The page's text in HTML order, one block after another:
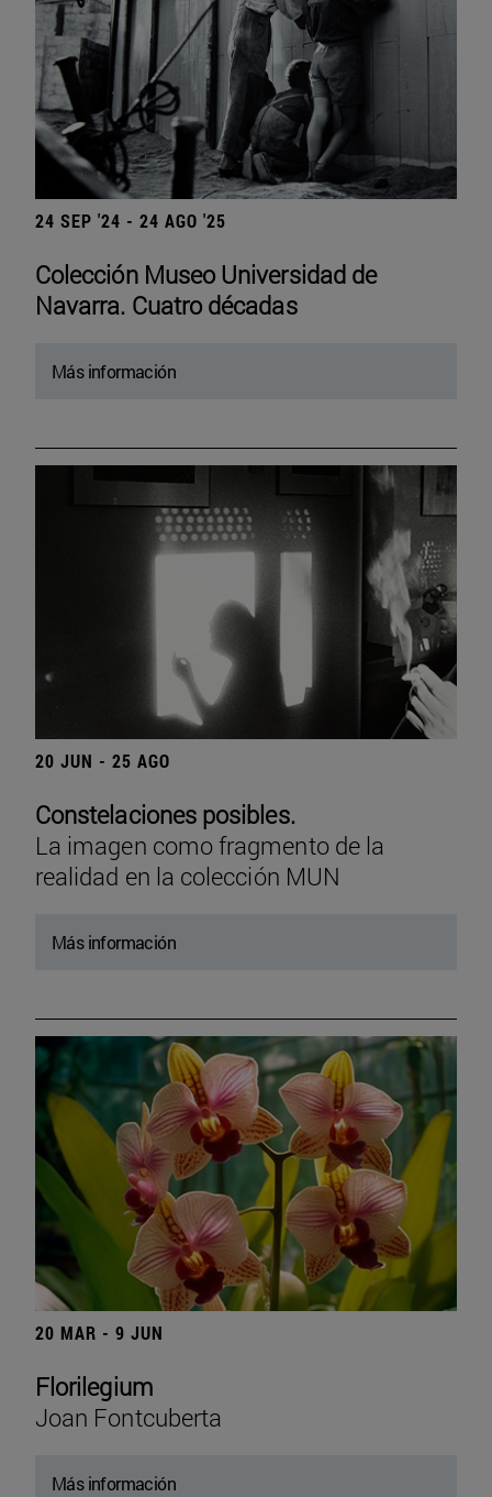
24 SEP '24 - 24 AGO '25
Colección Museo Universidad de
Navarra. Cuatro décadas
Más información
20 JUN - 25 AGO
Constelaciones posibles.
La imagen como fragmento de la
realidad en la colección MUN
Más información
20 MAR - 9 JUN
Florilegium
Joan Fontcuberta
Más información